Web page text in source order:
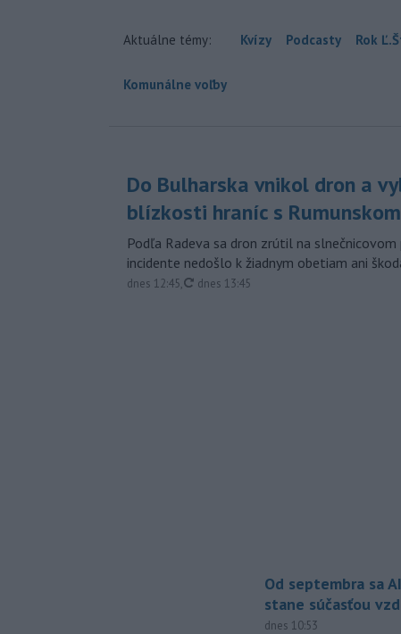
Aktuálne témy: Kvízy Podcasty Rok
Komunálne voľby
Do Bulharska vnikol dron a
blízkosti hraníc s Rumunskom
Podľa Radeva sa dron zrútil na
incidente nedošlo k žiadnym obetiam ani
dnes 12:45, aktualizované
dnes 13:45
Od septembra sa
stane súčasťou
dnes 10:53